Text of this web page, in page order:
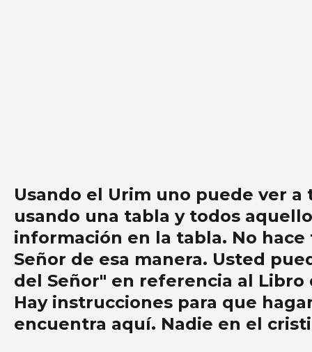
Usando el Urim uno puede ver a
usando una tabla y todos
información en la tabla. No
Señor de esa manera. Usted
del Señor" en referencia al
Hay instrucciones para que
encuentra aquí. Nadie en el